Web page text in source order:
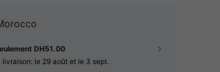
DH51.00
livraison: le 29 août et le 3 sept.